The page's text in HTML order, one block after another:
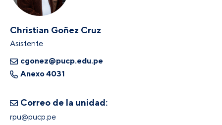
Christian Goñez Cruz
Asistente
cgonez@pucp.edu.pe
Anexo 4031
Correo de la unidad:
rpu@pucp.pe